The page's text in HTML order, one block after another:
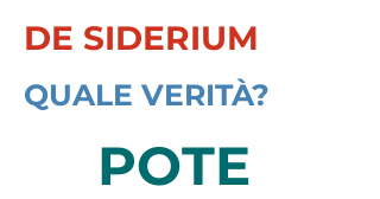
DE SIDERIUM
QUALE VERITÀ?
POTE